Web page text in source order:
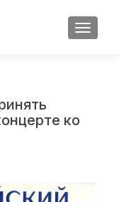
ко